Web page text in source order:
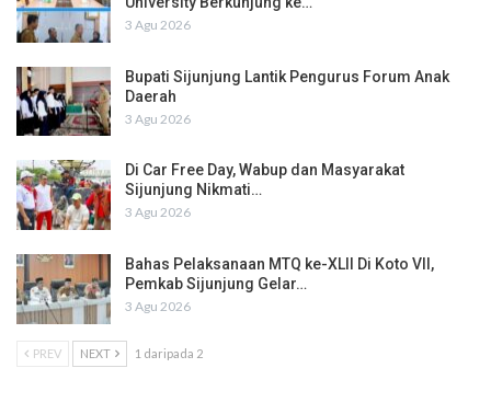
3 Agu 2026
Bupati Sijunjung Lantik Pengurus Forum Anak
Daerah
3 Agu 2026
Di Car Free Day, Wabup dan Masyarakat
Sijunjung Nikmati…
3 Agu 2026
Bahas Pelaksanaan MTQ ke-XLII Di Koto VII,
Pemkab Sijunjung Gelar…
3 Agu 2026
PREV NEXT 1 daripada 2